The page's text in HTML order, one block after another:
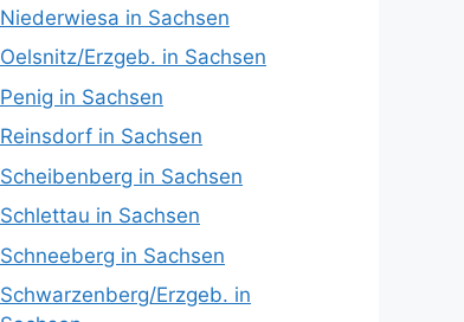
Niederwiesa in Sachsen
Oelsnitz/Erzgeb. in Sachsen
Penig in Sachsen
Reinsdorf in Sachsen
Scheibenberg in Sachsen
Schlettau in Sachsen
Schneeberg in Sachsen
Schwarzenberg/Erzgeb. in